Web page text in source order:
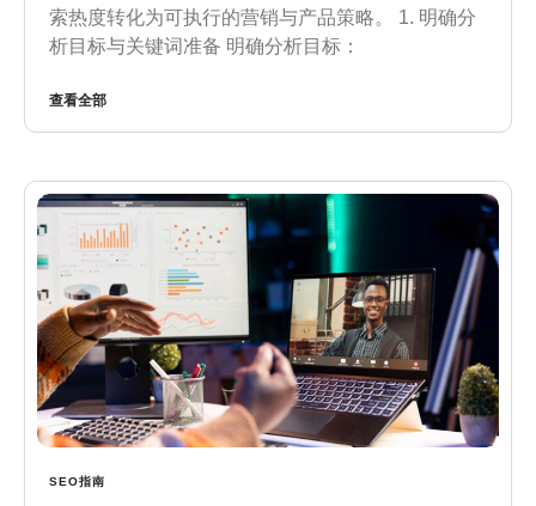
索热度转化为可执行的营销与产品策略。 1. 明确分
析目标与关键词准备 明确分析目标：
查看全部
SEO指南